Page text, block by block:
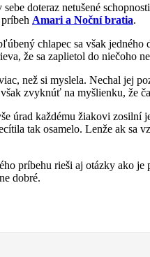
doteraz netušené
Amari a Noční bratia.
chlapec sa však jedného
že sa zaplietol do niečoho
než si myslela. Nechal jej
zvyknúť na myšlienku, že
úrad každému žiakovi zosilní
tak osamelo. Lenže ak sa
príbehu rieši aj otázky ako
dobré.